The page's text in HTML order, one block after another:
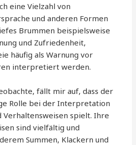
eine Vielzahl von
und anderen Formen
Brummen beispielsweise
und Zufriedenheit,
häufig als Warnung vor
interpretiert werden.
fällt mir auf, dass der
Rolle bei der Interpretation
Verhaltensweisen spielt. Ihre
sind vielfältig und
Summen, Klackern und